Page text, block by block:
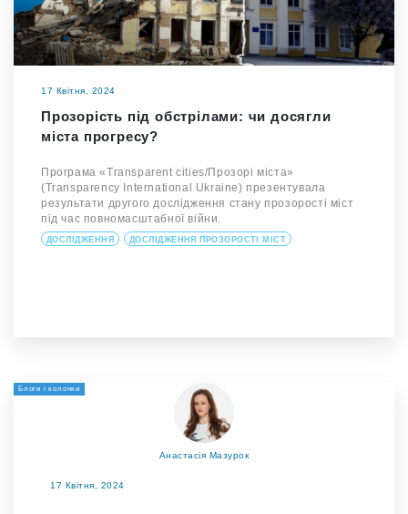
17 Квітня, 2024
Прозорість під обстрілами: чи досягли
міста прогресу?
Програма «Transparent cities/Прозорі міста»
(Transparency International Ukraine) презентувала
результати другого дослідження стану прозорості міст
під час повномасштабної війни.
ДОСЛІДЖЕННЯ ДОСЛІДЖЕННЯ ПРОЗОРОСТІ МІСТ
Блоги і колонки
Анастасія Мазурок
17 Квітня, 2024